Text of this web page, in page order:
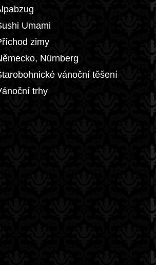
Umami
zimy
Nürnberg
vánoční těšení
trhy